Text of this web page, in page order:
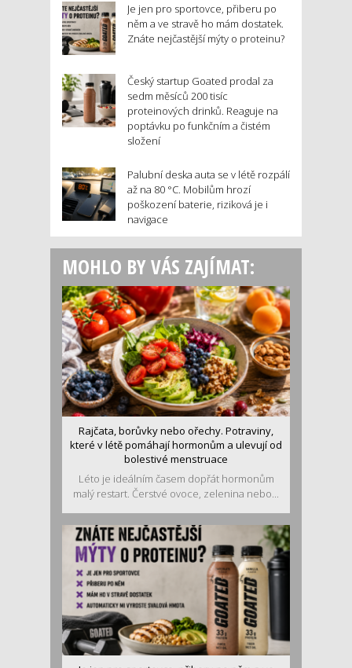
Je jen pro sportovce, přiberu po
něm a ve stravě ho mám dostatek.
Znáte nejčastější mýty o proteinu?
Český startup Goated prodal za
sedm měsíců 200 tisíc
proteinových drinků. Reaguje na
poptávku po funkčním a čistém
složení
Palubní deska auta se v létě rozpálí
až na 80 °C. Mobilům hrozí
poškození baterie, riziková je i
navigace
MOHLO BY VÁS ZAJÍMAT:
Rajčata, borůvky nebo ořechy. Potraviny,
které v létě pomáhají hormonům a ulevují od
bolestivé menstruace
Léto je ideálním časem dopřát hormonům
malý restart. Čerstvé ovoce, zelenina nebo...